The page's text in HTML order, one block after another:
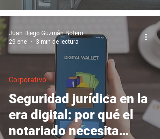
Seguridad jurídica en la
era digital: por qué el
notariado necesita
Corporativo
Juan Diego Guzmán Botero
29 ene
3 min de lectura